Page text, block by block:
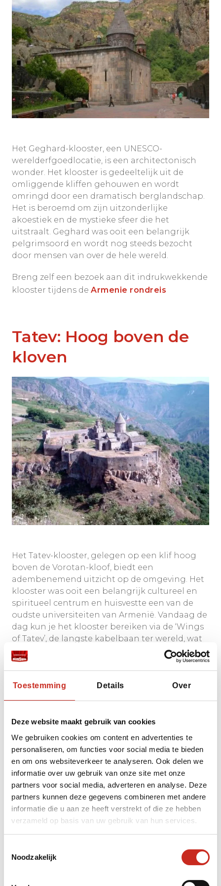
Toestemming Details Over
Deze website maakt gebruik van cookies
We gebruiken cookies om content en advertenties te
personaliseren, om functies voor social media te bieden
en om ons websiteverkeer te analyseren. Ook delen we
informatie over uw gebruik van onze site met onze
partners voor social media, adverteren en analyse. Deze
partners kunnen deze gegevens combineren met andere
informatie die u aan ze heeft verstrekt of die ze hebben
verzameld op basis van uw gebruik van hun services.
Noodzakelijk
Het Geghard-klooster, een UNESCO-
werelderfgoedlocatie, is een architectonisch
wonder. Het klooster is gedeeltelijk uit de
omliggende kliffen gehouwen en wordt
omringd door een dramatisch berglandschap.
Het is beroemd om zijn uitzonderlijke
akoestiek en de mystieke sfeer die het
uitstraalt. Geghard was ooit een belangrijk
pelgrimsoord en wordt nog steeds bezocht
door mensen van over de hele wereld.
Breng zelf een bezoek aan dit indrukwekkende
klooster tijdens de Armenie rondreis
Tatev: Hoog boven de
kloven
Het Tatev-klooster, gelegen op een klif hoog
boven de Vorotan-kloof, biedt een
adembenemend uitzicht op de omgeving. Het
klooster was ooit een belangrijk cultureel en
spiritueel centrum en huisvestte een van de
oudste universiteiten van Armenië. Vandaag de
dag kun je het klooster bereiken via de ‘Wings
of Tatev’, de langste kabelbaan ter wereld, wat
het bezoek nog specialer maakt.
Haghpat en Sanahin:
Twee iconen van
Armeense architectuur